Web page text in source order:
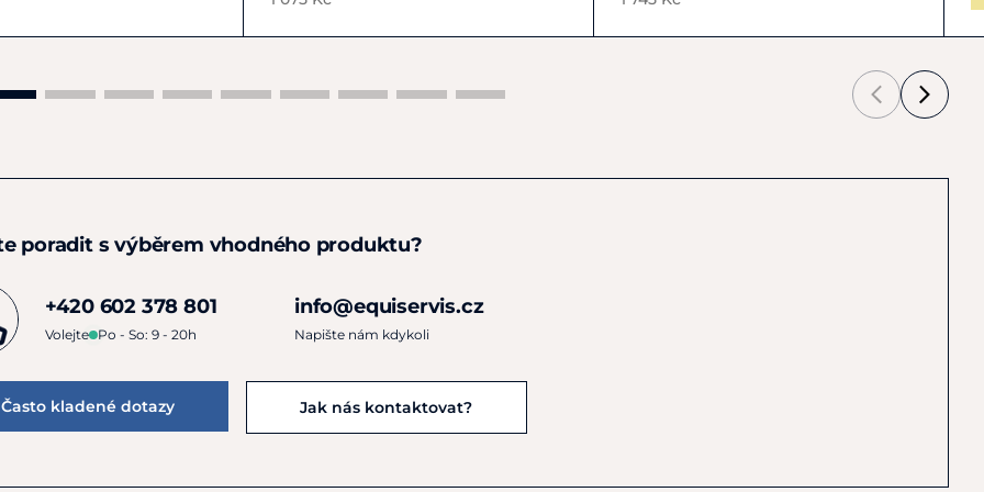
poradit s výběrem vhodného produktu?
+420 602 378 801
Volejte Po - So: 9 - 20h
info@equiservis.cz
Napište nám kdykoli
Často kladené dotazy Jak nás kontaktovat?